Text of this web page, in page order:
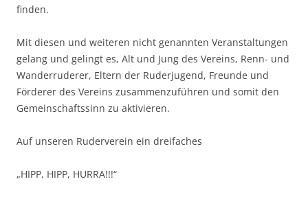
finden.
Mit diesen und weiteren nicht genannten Veranstaltungen
gelang und gelingt es, Alt und Jung des Vereins, Renn- und
Wanderruderer, Eltern der Ruderjugend, Freunde und
Förderer des Vereins zusammenzuführen und somit den
Gemeinschaftssinn zu aktivieren.
Auf unseren Ruderverein ein dreifaches
„HIPP, HIPP, HURRA!!!“